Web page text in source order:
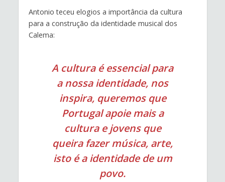
Antonio teceu elogios a importância da cultura
para a construção da identidade musical dos
Calema:
A cultura é essencial para
a nossa identidade, nos
inspira, queremos que
Portugal apoie mais a
cultura e jovens que
queira fazer música, arte,
isto é a identidade de um
povo.